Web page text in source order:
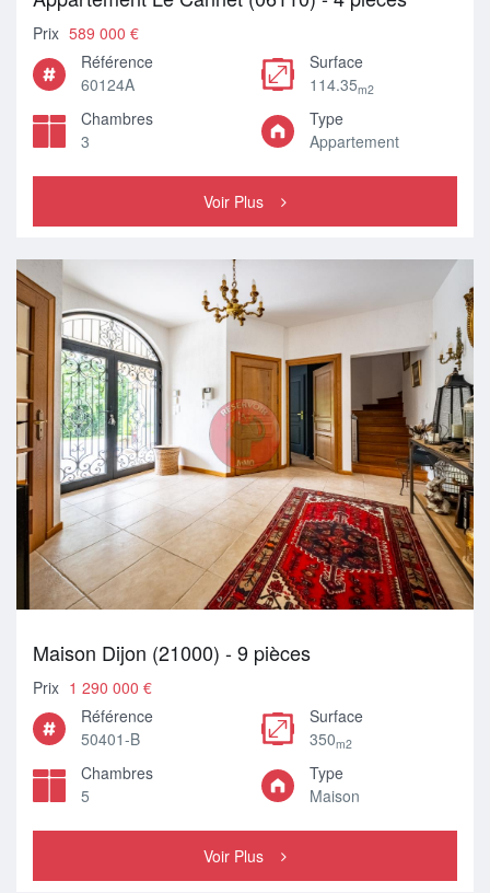
Prix 589 000 €
Référence
60124A
Surface
114.35m2
Chambres
3
Type
Appartement
Voir Plus
Maison Dijon (21000) - 9 pièces
Prix 1 290 000 €
Référence
50401-B
Surface
350m2
Chambres
5
Type
Maison
Voir Plus